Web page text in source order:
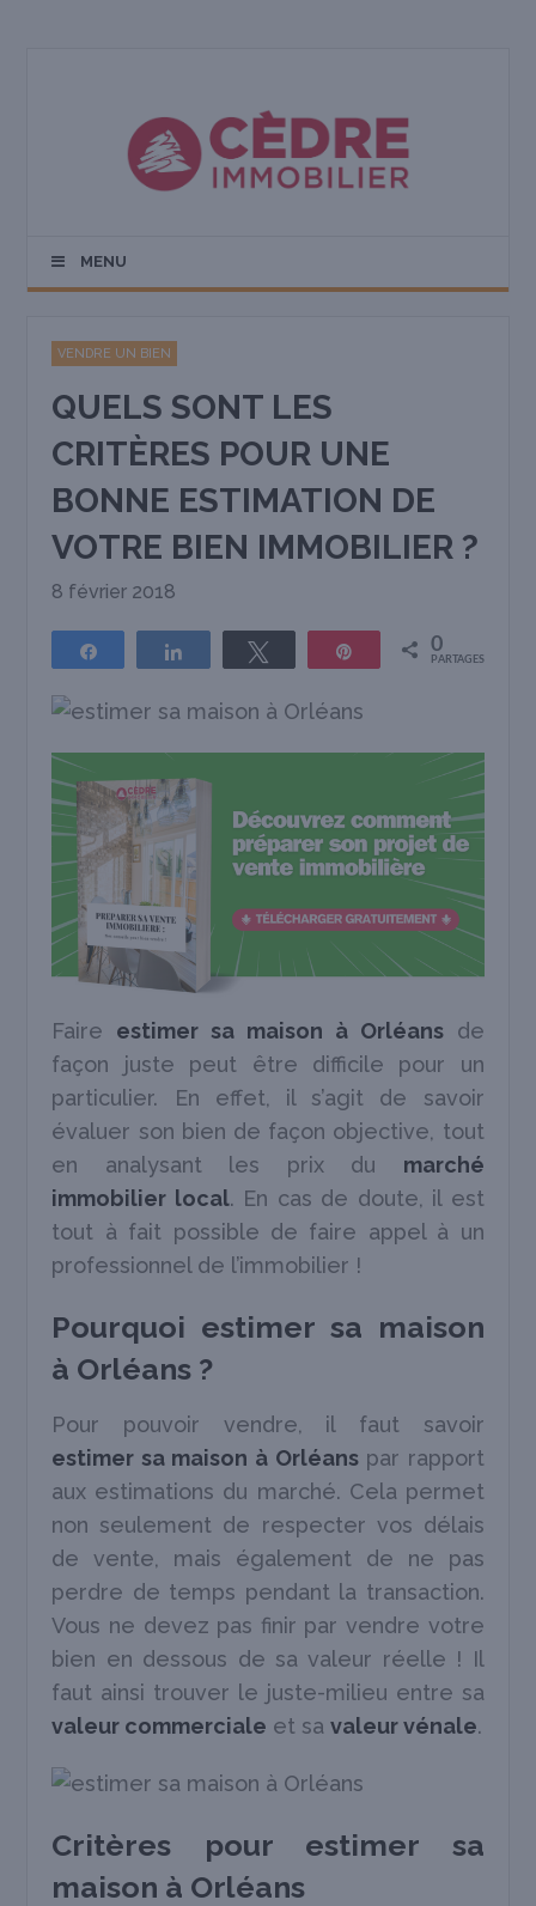
MENU
VENDRE UN BIEN
QUELS SONT LES
CRITÈRES POUR UNE
BONNE ESTIMATION DE
VOTRE BIEN IMMOBILIER ?
8 février 2018
Partagez Partagez Tweetez Épingle 0
PARTAGES
Faire estimer sa maison à Orléansde
façon juste peut être difficile pour un
particulier. En effet, il s’agit de savoir
évaluer son bien de façon objective, tout
en analysant les prix du marché
immobilier local. En cas de doute, il est
tout à fait possible de faire appel à un
professionnel de l’immobilier !
Pourquoi estimer sa maison
à Orléans ?
Pour pouvoir vendre, il faut savoir
estimer sa maison à Orléanspar rapport
aux estimations du marché. Cela permet
non seulement de respecter vos délais
de vente, mais également de ne pas
perdre de temps pendant la transaction.
Vous ne devez pas finir par vendre votre
bien en dessous de sa valeur réelle ! Il
faut ainsi trouver le juste-milieu entre sa
valeur commerciale et savaleur vénale.
Critères pour estimer sa
maison à Orléans